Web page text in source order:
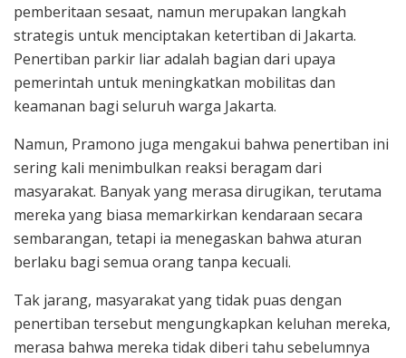
pemberitaan sesaat, namun merupakan langkah
strategis untuk menciptakan ketertiban di Jakarta.
Penertiban parkir liar adalah bagian dari upaya
pemerintah untuk meningkatkan mobilitas dan
keamanan bagi seluruh warga Jakarta.
Namun, Pramono juga mengakui bahwa penertiban ini
sering kali menimbulkan reaksi beragam dari
masyarakat. Banyak yang merasa dirugikan, terutama
mereka yang biasa memarkirkan kendaraan secara
sembarangan, tetapi ia menegaskan bahwa aturan
berlaku bagi semua orang tanpa kecuali.
Tak jarang, masyarakat yang tidak puas dengan
penertiban tersebut mengungkapkan keluhan mereka,
merasa bahwa mereka tidak diberi tahu sebelumnya